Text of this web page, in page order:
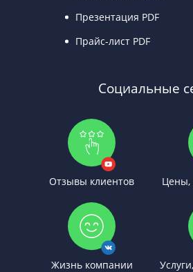
Презентация PDF
Прайс-лист PDF
Социальные
Отзывы клиентов Цены,
Жизнь компании